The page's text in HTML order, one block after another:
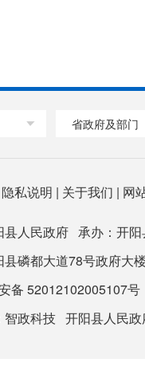
省政府及部门
隐私说明 | 关于我们 | 网
县人民政府 承办：开
县磷都大道78号政府
备 52012102005107号
智政科技 开阳县人民